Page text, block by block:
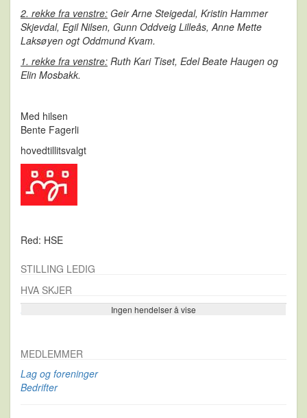
2. rekke fra venstre: Geir Arne Steigedal, Kristin Hammer
Skjevdal, Egil Nilsen, Gunn Oddveig Lilleås, Anne Mette
Laksøyen ogt Oddmund Kvam.
1. rekke fra venstre: Ruth Kari Tiset, Edel Beate Haugen og
Elin Mosbakk.
Med hilsen
Bente Fagerli
hovedtillitsvalgt
Red: HSE
STILLING LEDIG
HVA SKJER
Ingen hendelser å vise
Se flere…
MEDLEMMER
Lag og foreninger
Bedrifter